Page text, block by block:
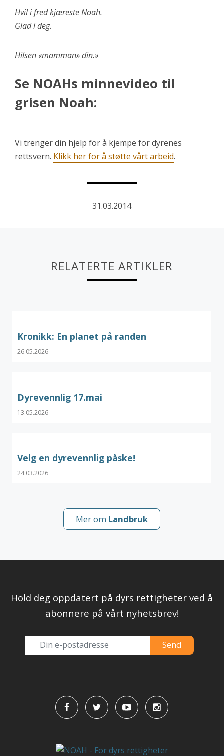
Hvil i fred kjæreste Noah.
Glad i deg.
Hilsen «mamman» din.»
Se NOAHs minnevideo til
grisen Noah:
Vi trenger din hjelp for å kjempe for dyrenes
rettsvern. Klikk her for å støtte vårt arbeid.
31.03.2014
RELATERTE ARTIKLER
Kronikk: En planet på randen
26.05.2026
Dyrevennlig 17.mai
13.05.2026
Velg en dyrevennlig påske!
24.03.2026
Mer om Landbruk
Hold deg oppdatert på dyrs rettigheter ved å
abonnere på vårt nyhetsbrev!